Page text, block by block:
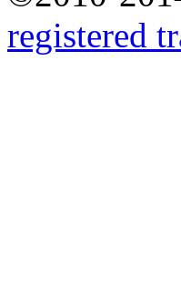
registered